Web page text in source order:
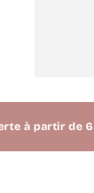
partir de 69€